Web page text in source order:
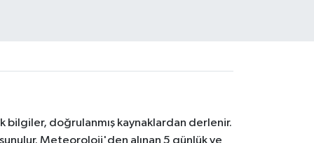
bilgiler, doğrulanmış kaynaklardan derlenir.